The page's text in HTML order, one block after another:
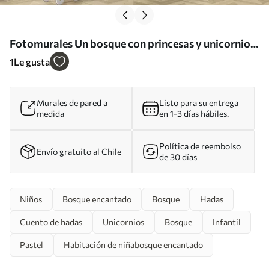
Fotomurales Un bosque con princesas y unicornios
Nr. u98694
1Le gusta
Murales de pared a
medida
Listo para su entrega
en 1-3 días hábiles.
Envío gratuito al Chile
Política de reembolso
de 30 días
Niños Bosque encantado Bosque Hadas
Cuento de hadas Unicornios Bosque Infantil
Pastel Habitación de niñabosque encantado